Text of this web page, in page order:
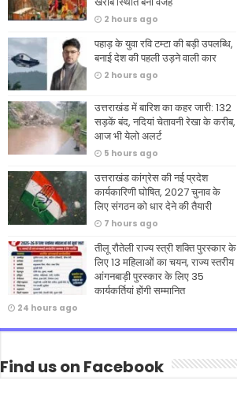
2 hours ago
पहाड़ के युवा रवि टम्टा की बड़ी उपलब्धि,
बनाई देश की पहली उड़ने वाली कार
2 hours ago
उत्तराखंड में बारिश का कहर जारी: 132
सड़कें बंद, नदियां चेतावनी रेखा के करीब,
आज भी येलो अलर्ट
5 hours ago
उत्तराखंड कांग्रेस की नई प्रदेश
कार्यकारिणी घोषित, 2027 चुनाव के
लिए संगठन को धार देने की तैयारी
7 hours ago
तीलू रौतेली राज्य स्त्री शक्ति पुरस्कार के
लिए 13 महिलाओं का चयन, राज्य स्तरीय
आंगनबाड़ी पुरस्कार के लिए 35
कार्यकर्तियां होंगी सम्मानित
24 hours ago
Find us on Facebook